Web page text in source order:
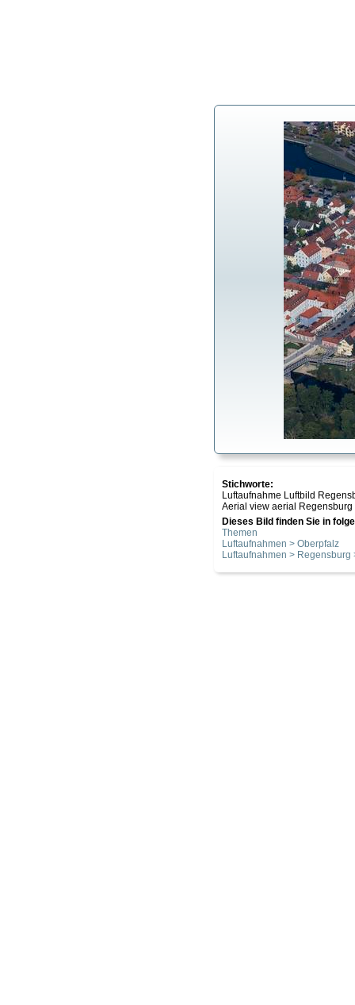
Stichworte:
Luftaufnahme Luftbild
Aerial view aerial
Dieses Bild finden Sie in
Themen
Luftaufnahmen > Oberpfalz
Luftaufnahmen > Regensburg